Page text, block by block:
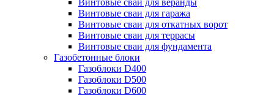
Винтовые сваи для веранды
Винтовые сваи для гаража
Винтовые сваи для откатных ворот
Винтовые сваи для террасы
Винтовые сваи для фундамента
Газобетонные блоки
Газоблоки D400
Газоблоки D500
Газоблоки D600